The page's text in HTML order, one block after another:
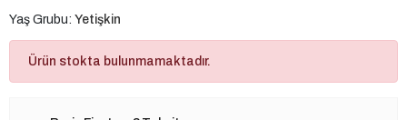
Yaş Grubu: Yetişkin
Ürün stokta bulunmamaktadır.